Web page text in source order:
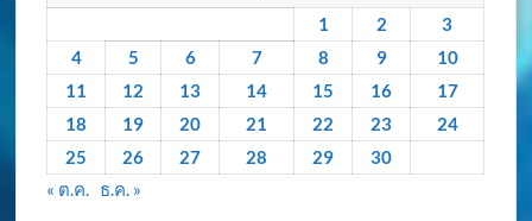
1 2
3
4
5 6 7 8 9
10
11
12 13 14 15 16
17
18
19 20 21 22 23
24
25
26 27 28 29
30
« ต.ค.
ธ.ค. »